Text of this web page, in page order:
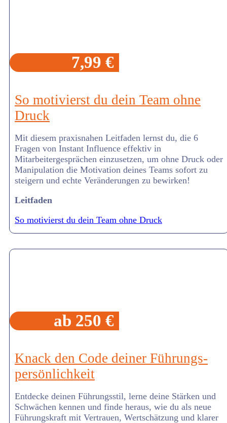
7,99 €
So motivierst du dein Team ohne
Druck
Mit diesem praxisnahen Leitfaden lernst du, die 6
Fragen von Instant Influence effektiv in
Mitarbeitergesprächen einzusetzen, um ohne Druck oder
Manipulation die Motivation deines Teams sofort zu
steigern und echte Veränderungen zu bewirken!
Leitfaden
So motivierst du dein Team ohne Druck
ab 250 €
Knack den Code deiner Führungs-
persönlichkeit
Entdecke deinen Führungsstil, lerne deine Stärken und
Schwächen kennen und finde heraus, wie du als neue
Führungskraft mit Vertrauen, Wertschätzung und klarer